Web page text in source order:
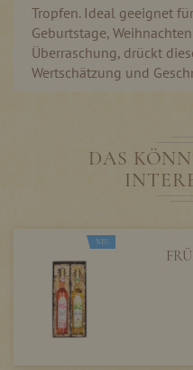
Tropfen. Ideal geeignet
Geburtstage,
Überraschung, drückt
Wertschätzung und
DAS
NEU